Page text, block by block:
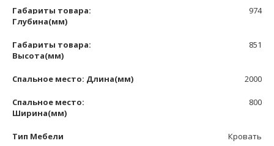
Габариты товара:
Глубина(мм)
974
Габариты товара:
Высота(мм)
851
Спальное место: Длина(мм) 2000
Спальное место:
Ширина(мм)
800
Тип Мебели Кровать